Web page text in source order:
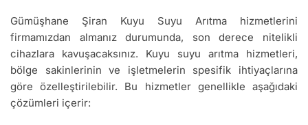
Gümüşhane Şiran Kuyu Suyu Arıtma hizmetlerini
firmamızdan almanız durumunda, son derece nitelikli
cihazlara kavuşacaksınız. Kuyu suyu arıtma hizmetleri,
bölge sakinlerinin ve işletmelerin spesifik ihtiyaçlarına
göre özelleştirilebilir. Bu hizmetler genellikle aşağıdaki
çözümleri içerir: